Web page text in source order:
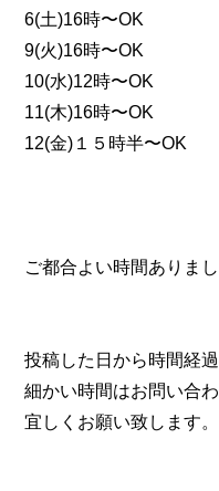
6(土)16時〜OK
9(火)16時〜OK
10(水)12時〜OK
11(木)16時〜OK
12(金)１５時半〜OK
ご都合よい時間ありま
投稿した日から時間経
細かい時間はお問い合
宜しくお願い致します。